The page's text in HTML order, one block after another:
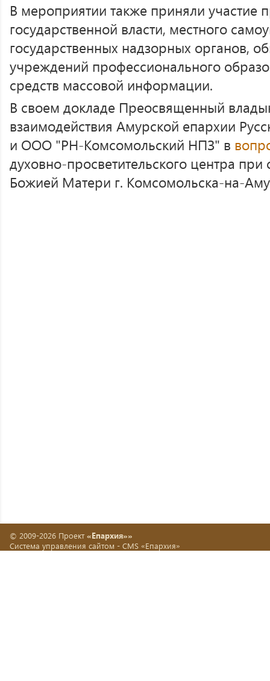
В мероприятии также приняли участие
государственной власти, местного
государственных надзорных органов,
учреждений профессионального
средств массовой информации.
В своем докладе Преосвященный
взаимодействия Амурской епархии
и ООО "РН-Комсомольский НПЗ" в
духовно-просветительского центра
Божией Матери г. Комсомольска-на-
© 2009-2026 Проект «Епархия»»
Система управления сайтом - CMS «Епархия»